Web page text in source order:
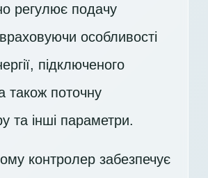
регулює подачу
особливості
підключеного
також поточну
та інші параметри.
контролер забезпечує